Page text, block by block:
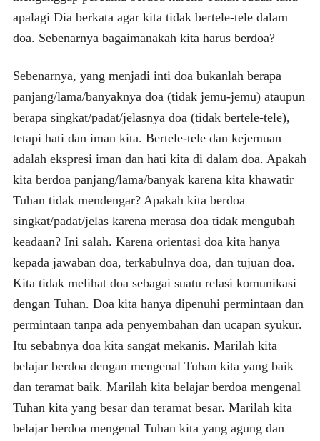
apalagi Dia berkata agar kita tidak bertele-tele dalam
doa. Sebenarnya bagaimanakah kita harus berdoa?
Sebenarnya, yang menjadi inti doa bukanlah berapa
panjang/lama/banyaknya doa (tidak jemu-jemu) ataupun
berapa singkat/padat/jelasnya doa (tidak bertele-tele),
tetapi hati dan iman kita. Bertele-tele dan kejemuan
adalah ekspresi iman dan hati kita di dalam doa. Apakah
kita berdoa panjang/lama/banyak karena kita khawatir
Tuhan tidak mendengar? Apakah kita berdoa
singkat/padat/jelas karena merasa doa tidak mengubah
keadaan? Ini salah. Karena orientasi doa kita hanya
kepada jawaban doa, terkabulnya doa, dan tujuan doa.
Kita tidak melihat doa sebagai suatu relasi komunikasi
dengan Tuhan. Doa kita hanya dipenuhi permintaan dan
permintaan tanpa ada penyembahan dan ucapan syukur.
Itu sebabnya doa kita sangat mekanis. Marilah kita
belajar berdoa dengan mengenal Tuhan kita yang baik
dan teramat baik. Marilah kita belajar berdoa mengenal
Tuhan kita yang besar dan teramat besar. Marilah kita
belajar berdoa mengenal Tuhan kita yang agung dan